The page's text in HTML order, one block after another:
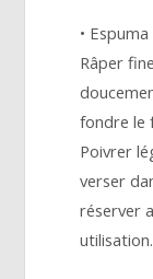
•
Râper
fondre le
Poivrer
verser
réserver
utilisation.